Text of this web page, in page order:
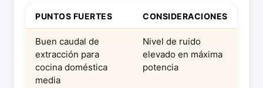
PUNTOS FUERTES CONSIDERACIONES
Buen caudal de
extracción para
cocina doméstica
media
Nivel de ruido
elevado en máxima
potencia